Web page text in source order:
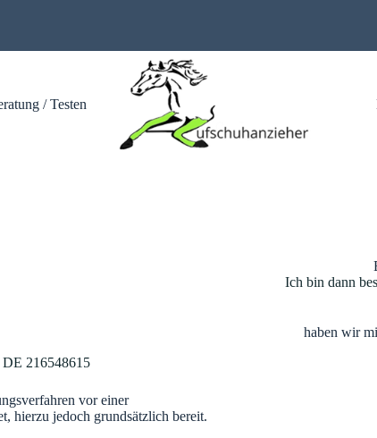
/ Testen
DE 216548615
vor einer
hierzu jedoch grundsätzlich bereit.
Ich bin dann
haben wir